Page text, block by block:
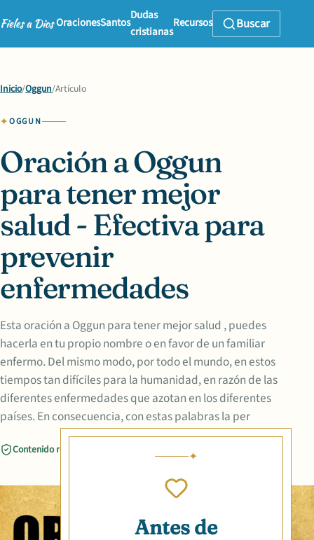
OracionesSantos
Dudas
cristianas
Recursos Buscar
Inicio/Oggun/Artículo
OGGUN
Oración a Oggun
para tener mejor
salud - Efectiva para
prevenir
enfermedades
Esta oración a Oggun para tener mejor salud , puedes
hacerla en tu propio nombre o en favor de un familiar
enfermo. Del mismo modo, por todo el mundo, en estos
tiempos tan difíciles para la humanidad, en razón de las
diferentes enfermedades que azotan en los diferentes
países. En consecuencia, con estas palabras la per
Contenido revisado
Antes de